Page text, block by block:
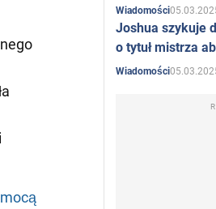
Wiadomości
Joshua szykuje
o tytuł mistrza
Wiadomości